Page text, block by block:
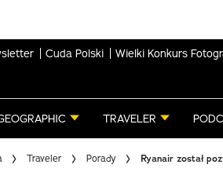
Cuda Polski Wielki Konkurs
TRAVELER
Traveler Porady Ryanair został